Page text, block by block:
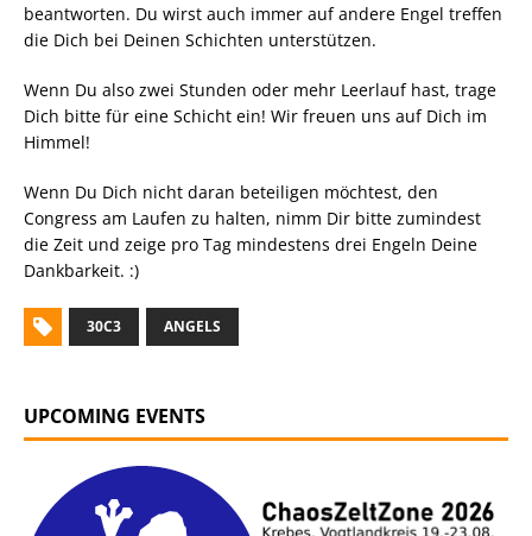
beantworten. Du wirst auch immer auf andere Engel treffen
die Dich bei Deinen Schichten unterstützen.
Wenn Du also zwei Stunden oder mehr Leerlauf hast, trage
Dich bitte für eine Schicht ein! Wir freuen uns auf Dich im
Himmel!
Wenn Du Dich nicht daran beteiligen möchtest, den
Congress am Laufen zu halten, nimm Dir bitte zumindest
die Zeit und zeige pro Tag mindestens drei Engeln Deine
Dankbarkeit. :)
30C3 ANGELS
UPCOMING EVENTS